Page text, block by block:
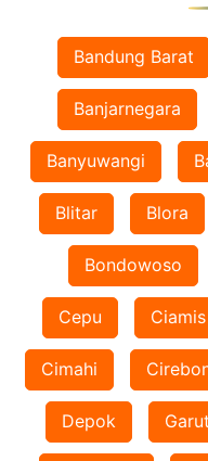
Bandung Barat
Banjarnegara
Banyuwangi
Blitar Blora
Bondowoso
Cepu Ciamis
Cimahi
Depok Garut